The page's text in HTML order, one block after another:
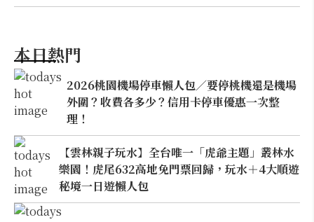
本日熱門
2026桃園機場停車懶人包／要停桃機還是機場
外圍？收費各多少？信用卡停車優惠一次整
理！
【雲林親子玩水】全台唯一「虎爺主題」叢林水
樂園！虎尾632高地免門票回歸，玩水＋4大順遊
秘境一日遊懶人包